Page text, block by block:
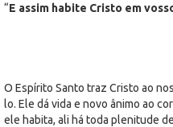
“E assim habite Cristo em
O Espírito Santo traz Cristo ao
lo. Ele dá vida e novo ânimo ao
ele habita, ali há toda plenitude